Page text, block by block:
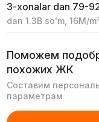
3-xonalar dan 79-
dan 1.3B soʻm, 16M/
Поможем
похожих ЖК
Составим
параметрам